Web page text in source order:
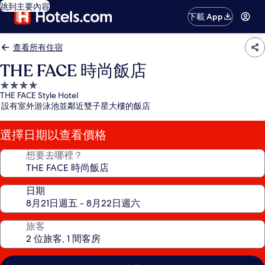
跳到主要內容
下載 App
查看所有住宿
THE FACE 時尚飯店
4.0
星
級
住
宿
THE FACE Style Hotel
設有室外游泳池並鄰近雙子星大樓的飯店
選擇日期以查看價格
想要去哪裡？
日期
旅客